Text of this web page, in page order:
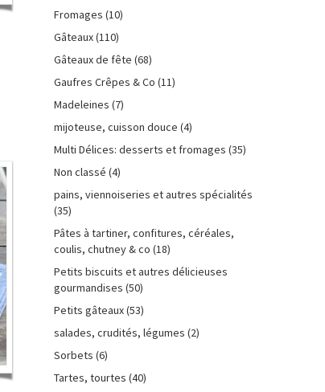
Fromages (10)
Gâteaux(110)
Gâteaux de fête (68)
Gaufres Crêpes & Co (11)
Madeleines (7)
mijoteuse, cuisson douce (4)
Multi Délices: desserts et fromages (35)
Non classé (4)
pains, viennoiseries et autres spécialités
(35)
Pâtes à tartiner, confitures, céréales,
coulis, chutney & co (18)
Petits biscuits et autres délicieuses
gourmandises (50)
Petits gâteaux(53)
salades, crudités, légumes (2)
Sorbets (6)
Tartes, tourtes (40)